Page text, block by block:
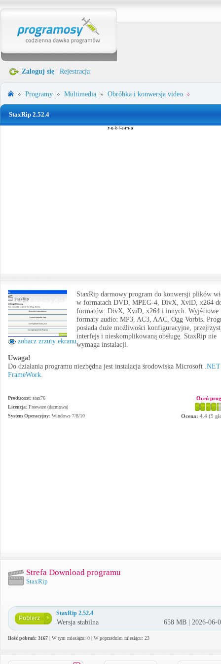
Zaloguj się Rejestracja
Programy Multimedia Obróbka i konwersja video
StaxRip 2.52.4
zobacz zrzuty ekranu
StaxRip darmowy program do konwersji plików
w formatach DVD, MPEG-4, DivX, XviD, x264
formatów: DivX, XviD, x264 i innych. Wyjściowe
formaty audio: MP3, AC3, AAC, Ogg Vorbis.
posiada duże możliwości konfiguracyjne,
interfejs i nieskomplikowaną obsługę. StaxRip nie
wymaga instalacji.
Uwaga!
Do działania programu niezbędna jest instalacja środowiska Microsoft .NET
FrameWork.
Producent: stax76
Licencja: Freeware (darmowa)
System Operacyjny: Windows 7/8/10
Oceń
Ocena: 4.4 (5
Strefa Download programu
StaxRip
StaxRip 2.52.4
Wersja stabilna 658 MB | 2026-06-
Ilość pobrań: 3167 | W tym miesiącu: 0 | W poprzednim miesiącu: 23